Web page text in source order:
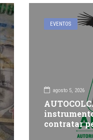
EVENTOS
agosto 5, 2026
contratar
Contraloría